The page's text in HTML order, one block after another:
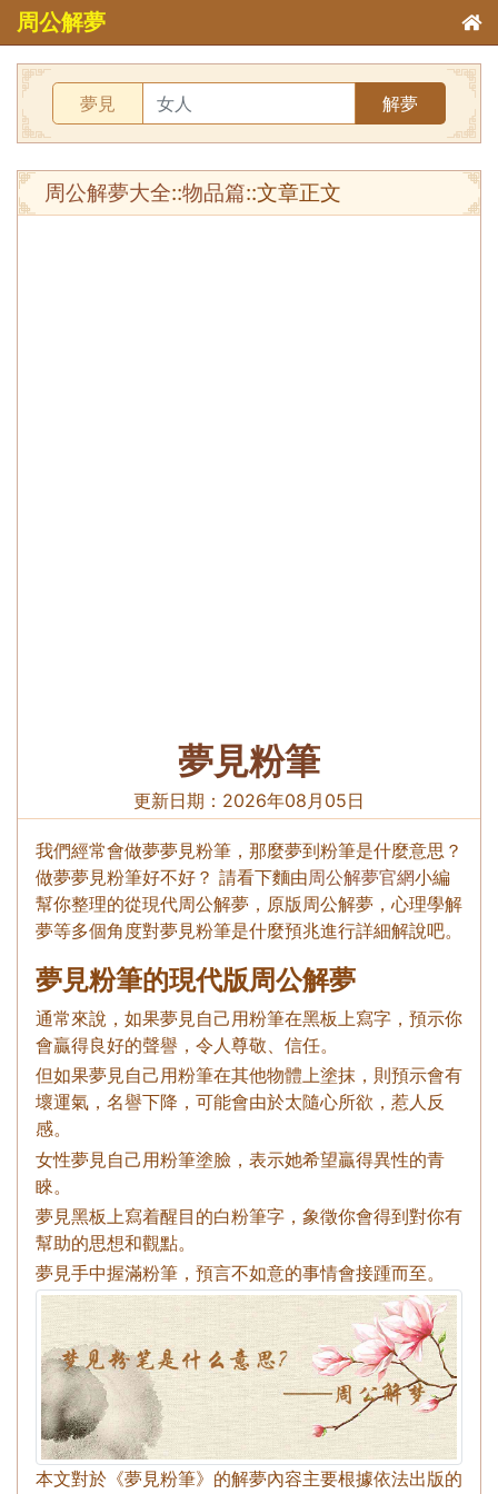
周公解夢
夢見 解夢
周公解夢大全::物品篇::文章正文
夢見粉筆
更新日期： 2026年08月05日
我們經常會做夢夢見粉筆，那麼夢到粉筆是什麼意思？
做夢夢見粉筆好不好？ 請看下麵由周公解夢官網小編
幫你整理的從現代周公解夢，原版周公解夢，心理學解
夢等多個角度對夢見粉筆是什麼預兆進行詳細解說吧。
夢見粉筆的現代版周公解夢
通常來說，如果夢見自己用粉筆在黑板上寫字，預示你
會贏得良好的聲譽，令人尊敬、信任。
但如果夢見自己用粉筆在其他物體上塗抹，則預示會有
壞運氣，名譽下降，可能會由於太隨心所欲，惹人反
感。
女性夢見自己用粉筆塗臉，表示她希望贏得異性的青
睞。
夢見黑板上寫着醒目的白粉筆字，象徵你會得到對你有
幫助的思想和觀點。
夢見手中握滿粉筆，預言不如意的事情會接踵而至。
本文對於《夢見粉筆》的解夢內容主要根據依法出版的